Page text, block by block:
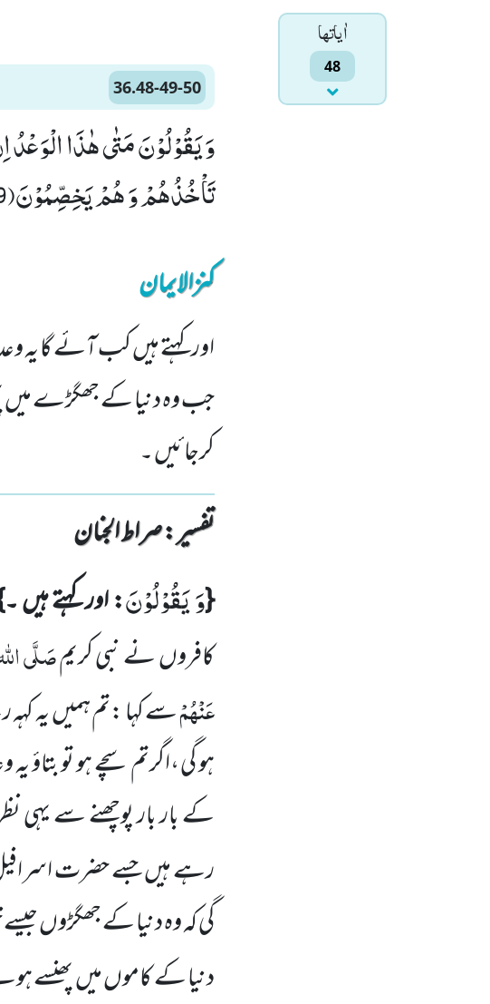
اٰياتها
48
36.48-49-50
تَاْخُذُهُمْ وَ هُمْ یَخِصِّمُوْنَ(49) فَلَا یَسْتَطِیْعُوْنَ تَوْصِیَةً وَّ لَاۤ اِلٰۤى اَهْلِهِمْ یَرْجِعُوْنَ۠ (50)
کنزالایمان
اور کہتے ہیں کب آئے گا یہ
جب وہ دنیا کے جھگڑے میں
کرجائیں ۔
تفسیر : ‎صراط الجنان
{وَ یَقُوْلُوْنَ: اور کہتے ہیں
کافروںنے نبی کریمصَلَّی
عَنْہُمْسے کہا :تم ہمیںیہ
ہو گی ،اگرتم سچے ہو تو
کے بار بار پوچھنے سے یہی
رہے ہیںجسے حضرت
گی کہ وہ دنیا کے جھگڑوں
دنیا کے کاموںمیںپھنسے